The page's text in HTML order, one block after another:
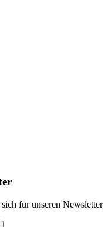
für unseren Newsletter